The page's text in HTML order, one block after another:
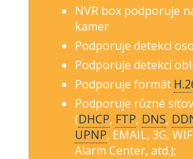
NVR box podporuje
kamer
Podporuje detekci
Podporuje detekci
Podporuje formát
Podporuje různé
(DHCP, FTP, DNS,
UPNP, EMAIL, 3G,
Alarm Center, atd.);